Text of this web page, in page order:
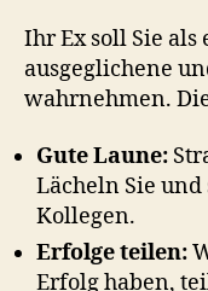
Ihr Ex soll Sie
ausgeglichene
wahrnehmen.
Gute Laune:
Lächeln Sie
Kollegen.
Erfolge teilen:
Erfolg haben,